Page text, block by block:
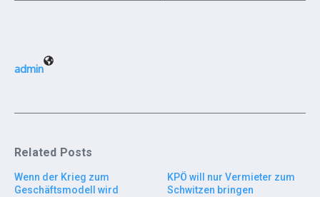
admin
Related Posts
Wenn der Krieg zum
Geschäftsmodell wird
KPÖ will nur Vermieter zum
Schwitzen bringen